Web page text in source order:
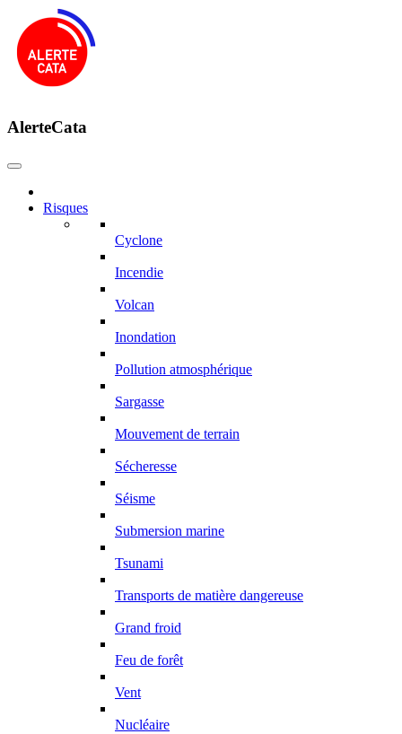
AlerteCata
Risques
Cyclone
Incendie
Volcan
Inondation
Pollution atmosphérique
Sargasse
Mouvement de terrain
Sécheresse
Séisme
Submersion marine
Tsunami
Transports de matière dangereuse
Grand froid
Feu de forêt
Vent
Nucléaire